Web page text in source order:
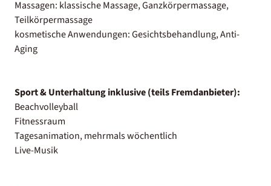
Massagen: klassische Massage, Ganzkörpermassage,
Teilkörpermassage
kosmetische Anwendungen: Gesichtsbehandlung, Anti-
Aging
Sport & Unterhaltung inklusive (teils Fremdanbieter):
Beachvolleyball
Fitnessraum
Tagesanimation, mehrmals wöchentlich
Live-Musik